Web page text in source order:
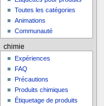
Toutes les catégories
Animations
Communauté
chimie
Expériences
FAQ
Précautions
Produits chimiques
Étiquetage de produits